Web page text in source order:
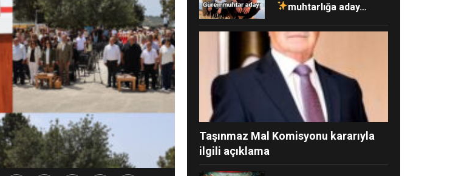
muhtarlığa aday…
Taşınmaz Mal Komisyonu kararıyla
ilgili açıklama